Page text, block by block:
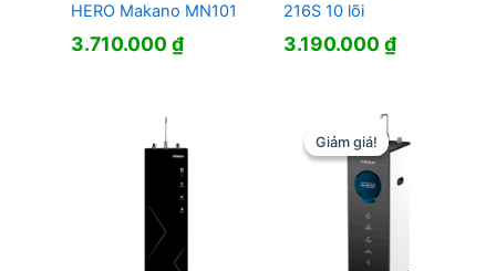
HERO Makano MN101
3.710.000₫
216S 10 lõi
3.190.000₫
Giảm giá!
Giảm giá!